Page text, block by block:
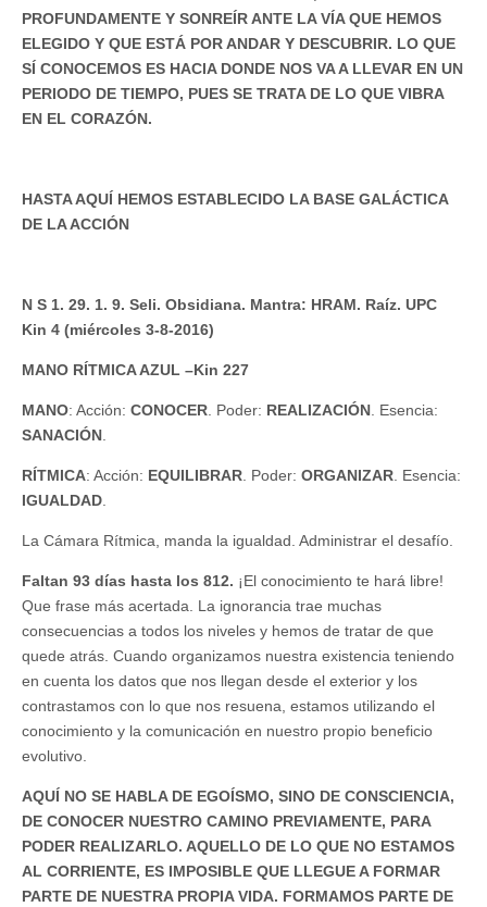
PROFUNDAMENTE Y SONREÍR ANTE LA VÍA QUE HEMOS
ELEGIDO Y QUE ESTÁ POR ANDAR Y DESCUBRIR. LO QUE
SÍ CONOCEMOS ES HACIA DONDE NOS VA A LLEVAR EN UN
PERIODO DE TIEMPO, PUES SE TRATA DE LO QUE VIBRA
EN EL CORAZÓN.
HASTA AQUÍ HEMOS ESTABLECIDO LA BASE GALÁCTICA
DE LA ACCIÓN
N S 1. 29. 1. 9. Seli. Obsidiana. Mantra: HRAM. Raíz. UPC
Kin 4 (miércoles 3-8-2016)
MANO RÍTMICA AZUL –Kin 227
MANO: Acción: CONOCER. Poder: REALIZACIÓN. Esencia:
SANACIÓN.
RÍTMICA: Acción: EQUILIBRAR. Poder: ORGANIZAR. Esencia:
IGUALDAD.
La Cámara Rítmica, manda la igualdad. Administrar el desafío.
Faltan 93 días hasta los 812. ¡El conocimiento te hará libre!
Que frase más acertada. La ignorancia trae muchas
consecuencias a todos los niveles y hemos de tratar de que
quede atrás. Cuando organizamos nuestra existencia teniendo
en cuenta los datos que nos llegan desde el exterior y los
contrastamos con lo que nos resuena, estamos utilizando el
conocimiento y la comunicación en nuestro propio beneficio
evolutivo.
AQUÍ NO SE HABLA DE EGOÍSMO, SINO DE CONSCIENCIA,
DE CONOCER NUESTRO CAMINO PREVIAMENTE, PARA
PODER REALIZARLO. AQUELLO DE LO QUE NO ESTAMOS
AL CORRIENTE, ES IMPOSIBLE QUE LLEGUE A FORMAR
PARTE DE NUESTRA PROPIA VIDA. FORMAMOS PARTE DE